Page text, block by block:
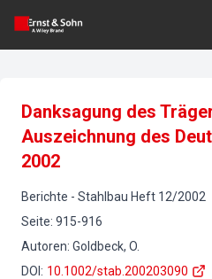
Danksagung des
Auszeichnung des
2002
Berichte - Stahlbau Heft 12/2002
Seite: 915-916
Autoren: Goldbeck, O.
DOI : 10.1002/stab.200203090